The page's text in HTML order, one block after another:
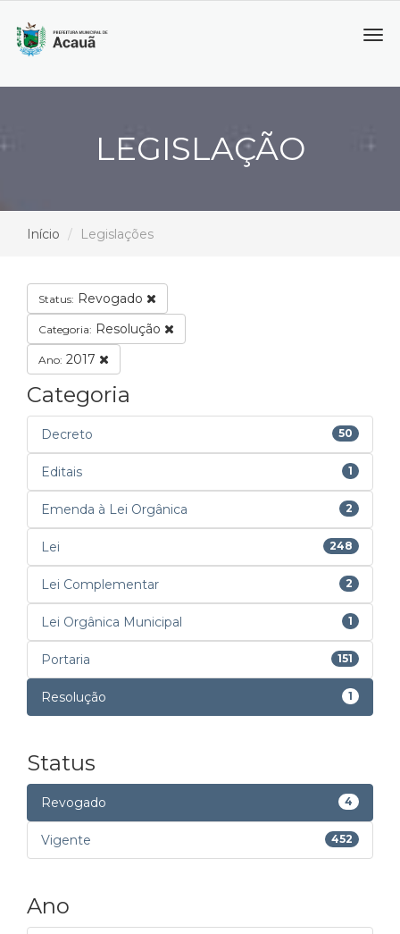
LEGISLAÇÃO
Início Legislações
Status: Revogado
Categoria: Resolução
Ano: 2017
Categoria
Decreto 50
Editais 1
Emenda à Lei Orgânica 2
Lei 248
Lei Complementar 2
Lei Orgânica Municipal 1
Portaria 151
Resolução 1
Status
Revogado 4
Vigente 452
Ano